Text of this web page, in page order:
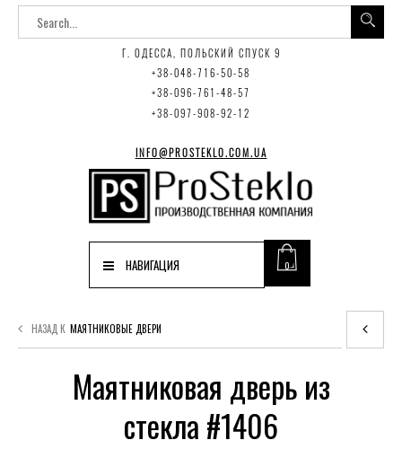
Г. ОДЕССА, ПОЛЬСКИЙ СПУСК 9
+38-048-716-50-58
+38-096-761-48-57
+38-097-908-92-12
INFO@PROSTEKLO.COM.UA
0
НАВИГАЦИЯ
НАЗАД К МАЯТНИКОВЫЕ ДВЕРИ
Маятниковая дверь из
стекла #1406